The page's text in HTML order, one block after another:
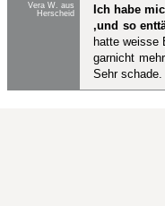
Vera W. aus
Herscheid
Ich habe
,und so
hatte weisse
garnicht
Sehr schade.